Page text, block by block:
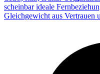
scheinbar ideale
Gleichgewicht aus Vertrauen